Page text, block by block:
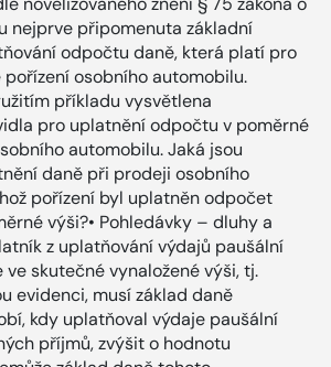
nejprve připomenuta základní
odpočtu daně, která platí pro
osobního automobilu.
příkladu vysvětlena
pro uplatnění odpočtu v poměrné
automobilu. Jaká jsou
daně při prodeji osobního
pořízení byl uplatněn odpočet
výši?• Pohledávky – dluhy a
z uplatňování výdajů paušální
skutečné vynaložené výši, tj.
evidenci, musí základ daně
kdy uplatňoval výdaje paušální
příjmů, zvýšit o hodnotu